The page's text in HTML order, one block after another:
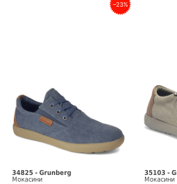
–23%
34825 - Grunberg
Мокасини
35103 -
Мокасини